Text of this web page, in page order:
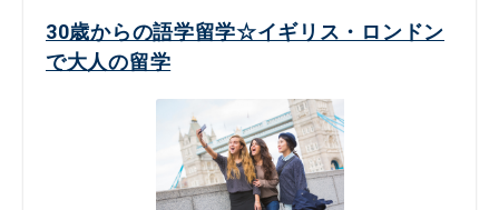
30歳からの語学留学☆イギリス・ロンドン
で大人の留学